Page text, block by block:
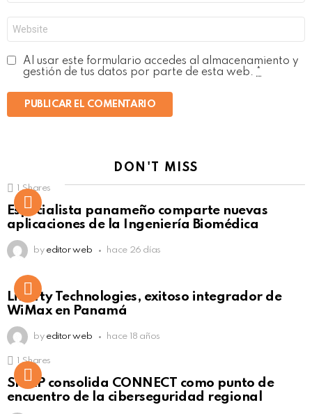
*
Al usar este formulario accedes al almacenamiento y
gestión de tus datos por parte de esta web.
DON'T MISS
Click to view this post
Shares
Especialista panameño comparte nuevas
aplicaciones de la Ingeniería Biomédica
by editor web hace 26 días
Liberty Technologies, exitoso integrador de
WiMax en Panamá
by editor web hace 18 años
Click to view this post
Shares
SISAP consolida CONNECT como punto de
encuentro de la ciberseguridad regional